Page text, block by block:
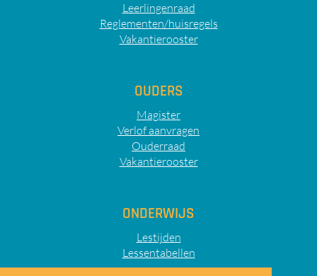
Leerlingenraad
Reglementen/huisregels
Vakantierooster
OUDERS
Magister
Verlof aanvragen
Ouderraad
Vakantierooster
ONDERWIJS
Lestijden
Lessentabellen